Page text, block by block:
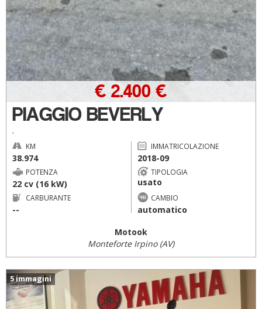
PIAGGIO BEVERLY
.
€ 2.400 €
KM
38.974
IMMATRICOLAZIONE
2018-09
POTENZA
22 cv (16 kW)
TIPOLOGIA
usato
CARBURANTE
--
CAMBIO
automatico
Motook
Monteforte Irpino (AV)
5 immagini